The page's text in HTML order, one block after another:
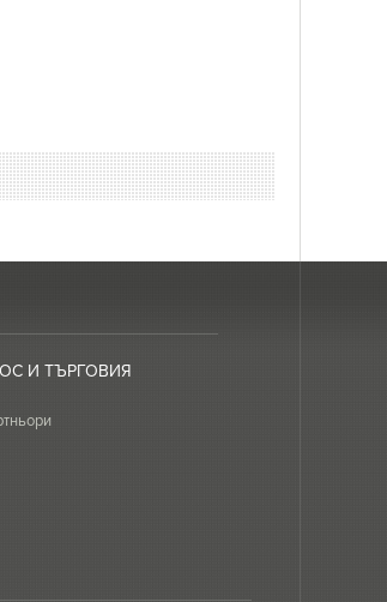
И ТЪРГОВИЯ